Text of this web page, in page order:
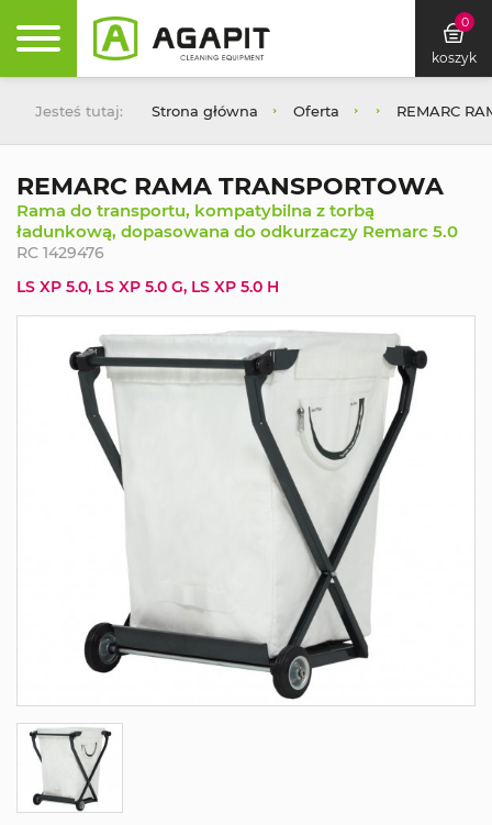
0
koszyk
Jesteś tutaj: Strona główna Oferta REMARC
REMARC RAMA TRANSPORTOWA
Rama do transportu, kompatybilna z torbą
ładunkową, dopasowana do odkurzaczy Remarc 5.0
RC 1429476
LS XP 5.0, LS XP 5.0 G, LS XP 5.0 H